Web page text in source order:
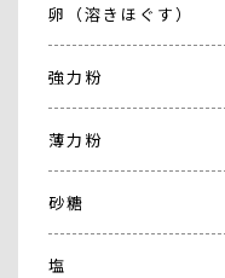
卵（溶きほぐす）
強力粉
薄力粉
砂糖
塩